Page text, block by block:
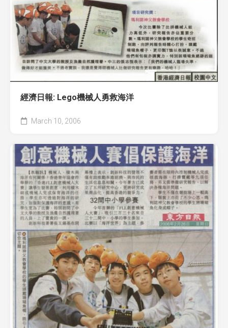
經濟日報: Lego機械人勇救海洋
March 10, 2006